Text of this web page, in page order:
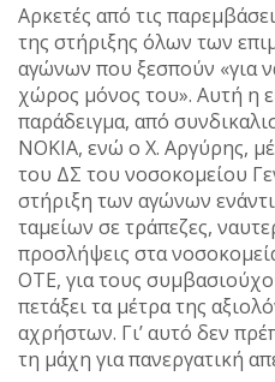
Αρκετές από τις
της στήριξης όλων των
αγώνων που ξεσπούν «για
χώρος μόνος του». Αυτή η
παράδειγμα, από
ΝΟΚΙΑ, ενώ ο Χ. Αργύρης,
του ΔΣ του νοσοκομείου
στήριξη των αγώνων
ταμείων σε τράπεζες,
προσλήψεις στα
ΟΤΕ, για τους
πετάξει τα μέτρα της
αχρήστων. Γι’ αυτό δεν
τη μάχη για πανεργατική